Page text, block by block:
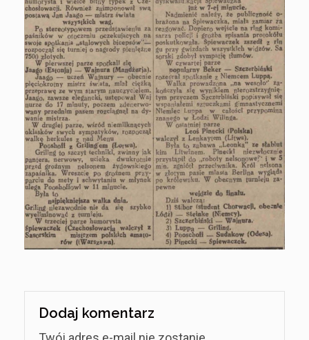
Dodaj komentarz